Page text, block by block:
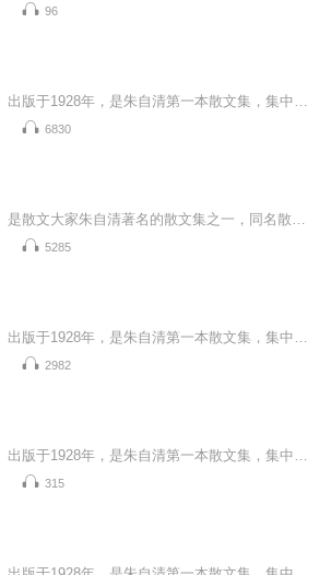
96
6830
5285
2982
315